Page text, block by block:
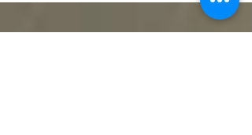
agosto. Objetivo é inserir famílias
situação de vulnerabilidade social...